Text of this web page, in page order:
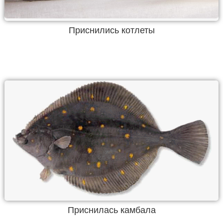
Приснились котлеты
Приснилась камбала